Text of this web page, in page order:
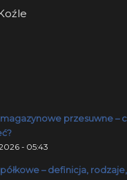
magazynowe przesuwne –
- 05:43
półkowe – definicja,